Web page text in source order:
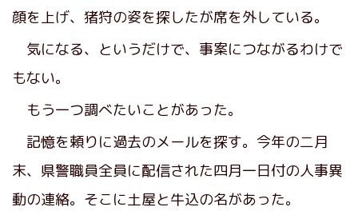
顔を上げ、猪狩の姿を探したが席を外している。
気になる、というだけで、事案につながるわけで
もない。
もう一つ調べたいことがあった。
記憶を頼りに過去のメールを探す。今年の二月
末、県警職員全員に配信された四月一日付の人事異
動の連絡。そこに土屋と牛込の名があった。